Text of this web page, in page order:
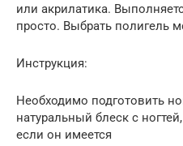
или акрилатика.
просто. Выбрать полигель
Инструкция:
Необходимо подготовить
натуральный блеск с
если он имеется